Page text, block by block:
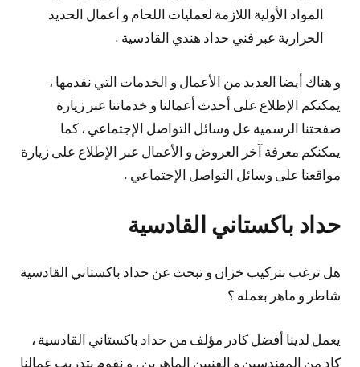
المواد الأولية اللازمة لعمليات اللحام و أعمال الحديد
الحرارية عبر فني حداد هندي القادسية .
و هناك أيضا العديد من الأعمال و الخدمات التي نقدمها ،
يمكنكم الإطلاع على أحدث أعمالنا و خدماتنا عبر زيارة
صفحتنا الرسمية عل وسائل التواصل الإجتماعي ، كما
يمكنكم معرفة آخر العروض و الأعمال عبر الإطلاع على زيارة
مواقعنا على وسائل التواصل الإجتماعي .
حداد باكستاني القادسية
هل ترغب بتركيب خزان و تبحث عن حداد باكستاني القادسية
شاطر و ماهر بعمله ؟
يعمل لدينا أفضل كادر مؤلف من حداد باكستاني القادسية ،
كاد من المهندسين و الفنيين الماهرين ، و نقوم بتدريب عمالنا